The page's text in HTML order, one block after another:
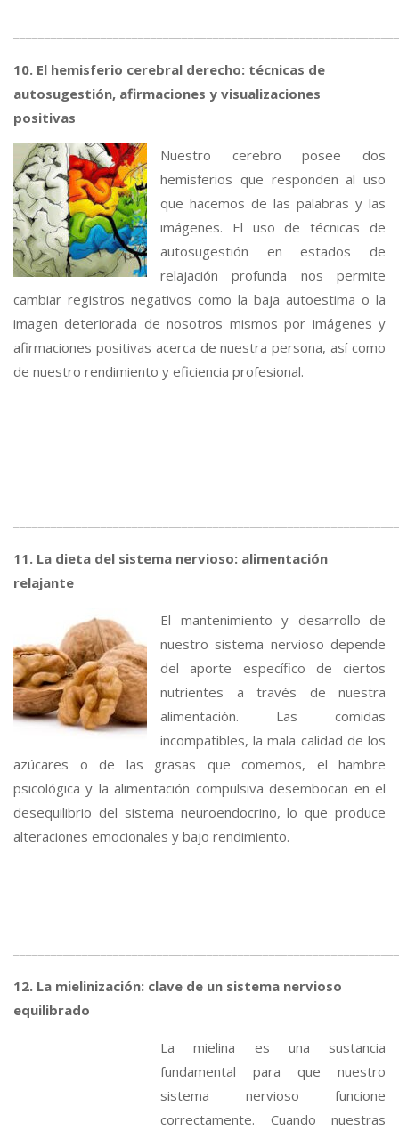
10. El hemisferio cerebral derecho: técnicas de
autosugestión, afirmaciones y visualizaciones
positivas
Nuestro cerebro posee dos
hemisferios que responden al uso
que hacemos de las palabras y las
imágenes. El uso de técnicas de
autosugestión en estados de
relajación profunda nos permite
cambiar registros negativos como la baja autoestima o la
imagen deteriorada de nosotros mismos por imágenes y
afirmaciones positivas acerca de nuestra persona, así como
de nuestro rendimiento y eficiencia profesional.
11. La dieta del sistema nervioso: alimentación
relajante
El mantenimiento y desarrollo de
nuestro sistema nervioso depende
del aporte específico de ciertos
nutrientes a través de nuestra
alimentación. Las comidas
incompatibles, la mala calidad de los
azúcares o de las grasas que comemos, el hambre
psicológica y la alimentación compulsiva desembocan en el
desequilibrio del sistema neuroendocrino, lo que produce
alteraciones emocionales y bajo rendimiento.
12. La mielinización: clave de un sistema nervioso
equilibrado
La mielina es una sustancia
fundamental para que nuestro
sistema nervioso funcione
correctamente. Cuando nuestras